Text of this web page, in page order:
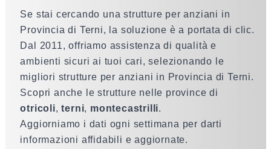
Se stai cercando una strutture per anziani in
Provincia di Terni, la soluzione è a portata di clic.
Dal 2011, offriamo assistenza di qualità e
ambienti sicuri ai tuoi cari, selezionando le
migliori strutture per anziani in Provincia di Terni.
Scopri anche le strutture nelle province di
otricoli,terni, montecastrilli.
Aggiorniamo i dati ogni settimana per darti
informazioni affidabili e aggiornate.